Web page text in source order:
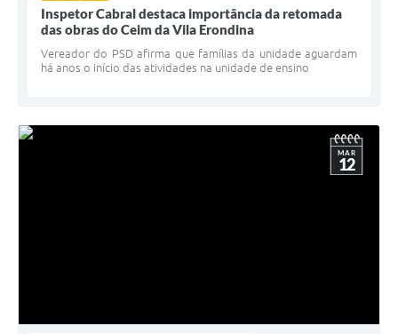
Inspetor Cabral destaca importância da retomada
das obras do Ceim da Vila Erondina
Vereador do PSD afirma que famílias da unidade aguardam
há anos o início das atividades na unidade de ensino
MAR
12